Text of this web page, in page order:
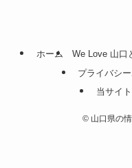
ホーム We Love 山口
プライバシ
当サイ
© 山口県の